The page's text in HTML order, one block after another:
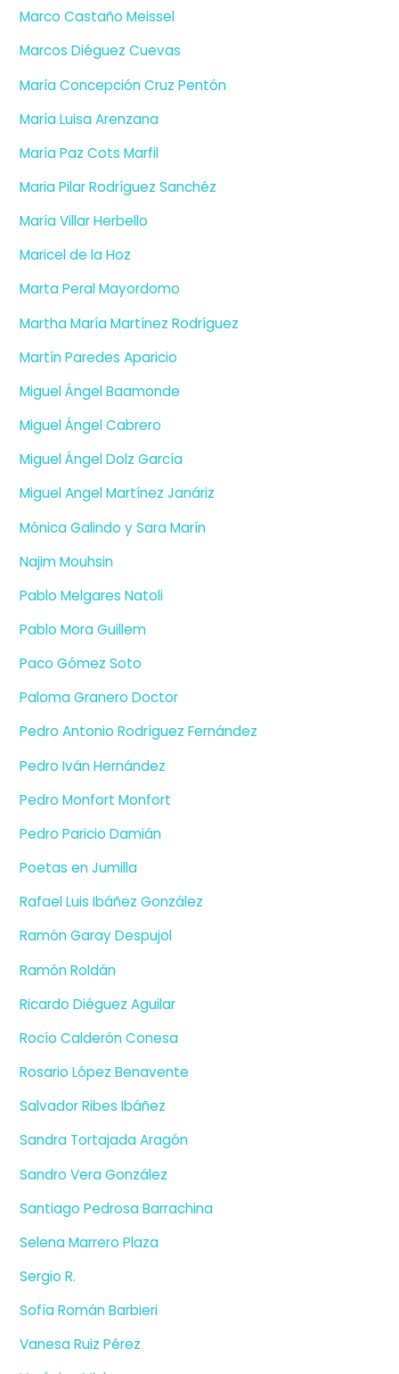
Marco Castaño Meissel
Marcos Diéguez Cuevas
María Concepción Cruz Pentón
María Luisa Arenzana
María Paz Cots Marfil
Maria Pilar Rodríguez Sanchéz
María Villar Herbello
Maricel de la Hoz
Marta Peral Mayordomo
Martha María Martínez Rodríguez
Martín Paredes Aparicio
Miguel Ángel Baamonde
Miguel Ángel Cabrero
Miguel Ángel Dolz García
Miguel Angel Martínez Janáriz
Mónica Galindo y Sara Marín
Najim Mouhsin
Pablo Melgares Natoli
Pablo Mora Guillem
Paco Gómez Soto
Paloma Granero Doctor
Pedro Antonio Rodríguez Fernández
Pedro Iván Hernández
Pedro Monfort Monfort
Pedro Paricio Damián
Poetas en Jumilla
Rafael Luis Ibáñez González
Ramón Garay Despujol
Ramón Roldán
Ricardo Diéguez Aguilar
Rocío Calderón Conesa
Rosario López Benavente
Salvador Ribes Ibáñez
Sandra Tortajada Aragón
Sandro Vera González
Santiago Pedrosa Barrachina
Selena Marrero Plaza
Sergio R.
Sofía Román Barbieri
Vanesa Ruiz Pérez